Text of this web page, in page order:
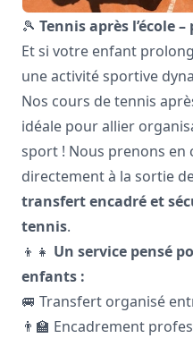
🎾 Tennis après l’école
Et si votre enfant
une activité sportive
Nos cours de tennis
idéale pour allier
sport ! Nous prenons en
directement à la sortie
transfert encadré et
tennis.
👦👧 Un service pensé
enfants :
🚐 Transfert organisé
👨‍🏫 Encadrement